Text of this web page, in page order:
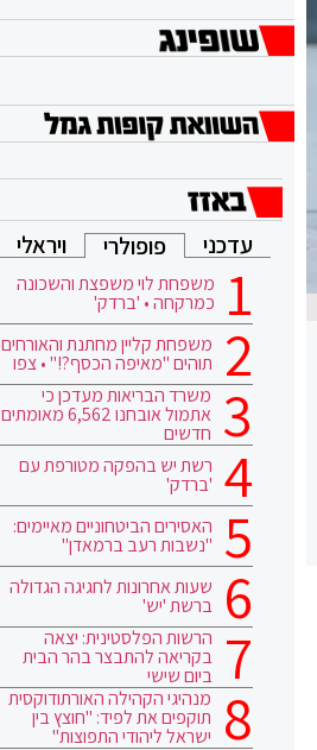
עדכני פופולרי ויראלי
משפחת לוי משפצת והשכונה
כמרקחה • 'ברדק'
משפחת קליין מחתנת והאורחים
תוהים "מאיפה הכסף?!" • צפו
משרד הבריאות מעדכן כי
אתמול אובחנו 6,562 מאומתים
חדשים
רשת יש בהפקה מטורפת עם
'ברדק'
האסירים הביטחוניים מאיימים:
"נשבות רעב ברמאדן"
שעות אחרונות לחגיגה הגדולה
ברשת 'יש'
הרשות הפלסטינית: יצאה
בקריאה להתבצר בהר הבית
ביום שישי
מנהיגי הקהילה האורתודוקסית
תוקפים את לפיד: "חוצץ בין
ישראל ליהודי התפוצות"